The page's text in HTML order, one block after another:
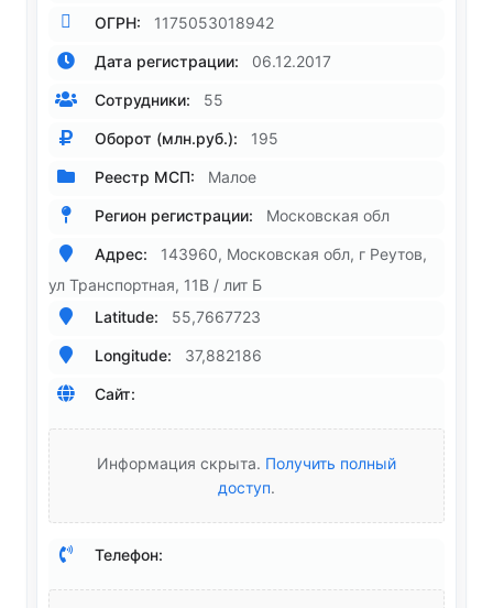
ОГРН: 1175053018942
Дата регистрации: 06.12.2017
Сотрудники: 55
Оборот (млн.руб.): 195
Реестр МСП: Малое
Регион регистрации: Московская обл
Адрес:
143960, Московская обл, г Реутов,
ул Транспортная, 11В / лит Б
Latitude:
55,7667723
Longitude: 37,882186
Сайт:
Информация скрыта. Получить полный
доступ.
Телефон: